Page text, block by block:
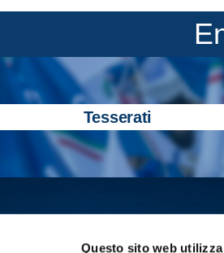
Questo sito web
Tesserati